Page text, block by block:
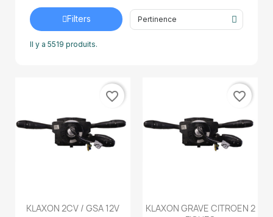
Il y a 5519 produits.
Filters
KLAXON 2CV / GSA 12V
favorite_border
KLAXON GRAVE CITROEN 2
favorite_border